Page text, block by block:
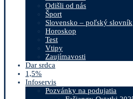
Odišli od nás
Šport
Slovensko – poľský slovník
Horoskop
Test
Vtipy
Zaujímavosti
Dar srdca
1,5%
Infoservis
Pozvánky na podujatia